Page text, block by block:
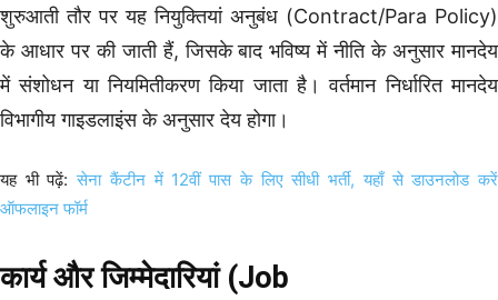
शुरुआती तौर पर यह नियुक्तियां अनुबंध (Contract/Para Policy)
के आधार पर की जाती हैं, जिसके बाद भविष्य में नीति के अनुसार मानदेय
में संशोधन या नियमितीकरण किया जाता है। वर्तमान निर्धारित मानदेय
विभागीय गाइडलाइंस के अनुसार देय होगा।
यह भी पढ़ें:सेना कैंटीन में 12वीं पास के लिए सीधी भर्ती, यहाँ से डाउनलोड करें
ऑफलाइन फॉर्म
कार्य और जिम्मेदारियां (Job